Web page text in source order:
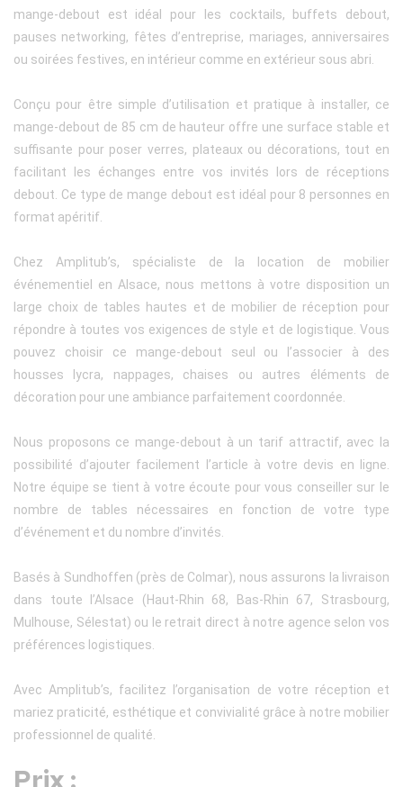
mange-debout est idéal pour les cocktails, buffets debout,
pauses networking, fêtes d’entreprise, mariages, anniversaires
ou soirées festives, en intérieur comme en extérieur sous abri.
Conçu pour être simple d’utilisation et pratique à installer, ce
mange-debout de 85 cm de hauteur offre une surface stable et
suffisante pour poser verres, plateaux ou décorations, tout en
facilitant les échanges entre vos invités lors de réceptions
debout. Ce type de mange debout est idéal pour 8 personnes en
format apéritif.
Chez Amplitub’s, spécialiste de la location de mobilier
événementiel en Alsace, nous mettons à votre disposition un
large choix de tables hautes et de mobilier de réception pour
répondre à toutes vos exigences de style et de logistique. Vous
pouvez choisir ce mange-debout seul ou l’associer à des
housses lycra, nappages, chaises ou autres éléments de
décoration pour une ambiance parfaitement coordonnée.
Nous proposons ce mange-debout à un tarif attractif, avec la
possibilité d’ajouter facilement l’article à votre devis en ligne.
Notre équipe se tient à votre écoute pour vous conseiller sur le
nombre de tables nécessaires en fonction de votre type
d’événement et du nombre d’invités.
Basés à Sundhoffen (près de Colmar), nous assurons la livraison
dans toute l’Alsace (Haut-Rhin 68, Bas-Rhin 67, Strasbourg,
Mulhouse, Sélestat) ou le retrait direct à notre agence selon vos
préférences logistiques.
Avec Amplitub’s, facilitez l’organisation de votre réception et
mariez praticité, esthétique et convivialité grâce à notre mobilier
professionnel de qualité.
Prix :